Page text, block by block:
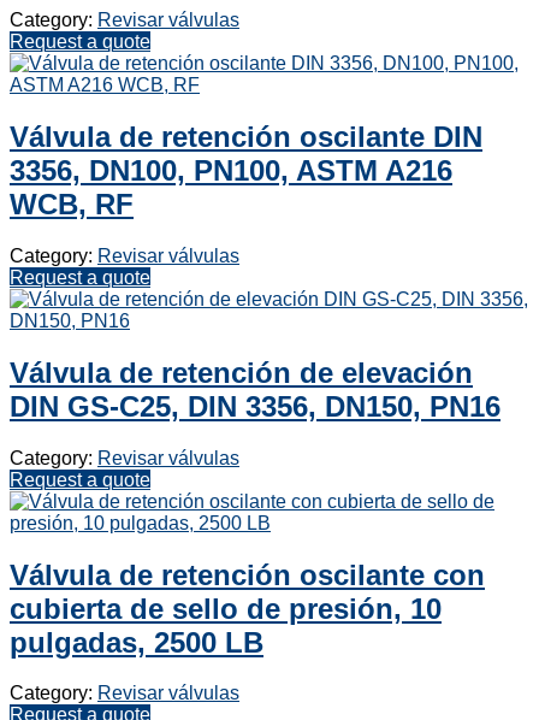
Category: Revisar válvulas
Request a quote
Válvula de retención oscilante DIN
3356, DN100, PN100, ASTM A216
WCB, RF
Category: Revisar válvulas
Request a quote
Válvula de retención de elevación
DIN GS-C25, DIN 3356, DN150, PN16
Category: Revisar válvulas
Request a quote
Válvula de retención oscilante con
cubierta de sello de presión, 10
pulgadas, 2500 LB
Category: Revisar válvulas
Request a quote